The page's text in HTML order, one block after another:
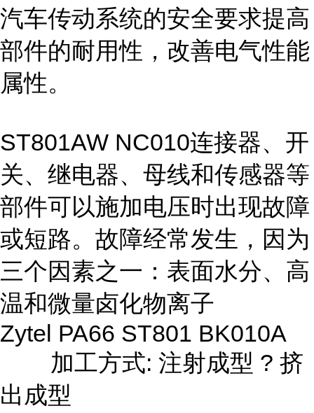
汽车传动系统的安全要求提高
部件的耐用性，改善电气性能
属性。
ST801AW NC010连接器、开
关、继电器、母线和传感器等
部件可以施加电压时出现故障
或短路。故障经常发生，因为
三个因素之一：表面水分、高
温和微量卤化物离子
Zytel PA66 ST801 BK010A
加工方式: 注射成型 ? 挤
出成型